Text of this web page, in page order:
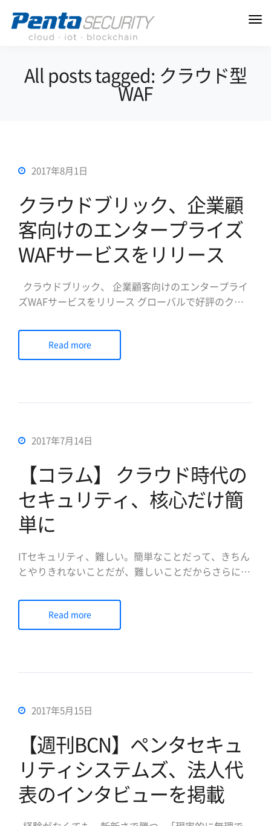
All posts tagged: クラウド型
WAF
2017年8月1日
クラウドブリック、企業顧
客向けのエンタープライズ
WAFサービスをリリース
クラウドブリック、 企業顧客向けのエンタープライ
ズWAFサービスをリリース グローバルで好評のクラ
キュリティ・カスタマイズ提供 データ暗号化とWeb
セキュリティ専門企業のペンタセキュリティシステム
ズ株式会社(日本法人代表取締役社長陳貞喜、
Read more
2017年7月14日
【コラム】 クラウド時代の
セキュリティ、核心だけ簡
単に
ITセキュリティ、難しい。簡単なことだって、きちん
とやりきれないことだが、難しいことだからさらに難
も、しなければならない仕事があまりにも多い。さら
に最近はクラウドが人気だ。企業のコンピューティン
グ環境を企業が直接管理しないから、従来のあらゆる
Read more
2017年5月15日
【週刊BCN】ペンタセキュ
リティシステムズ、法人代
表のインタビューを掲載